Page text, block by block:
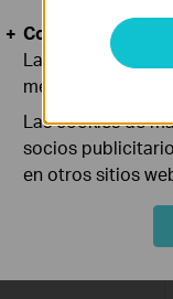
Cookies de
Las cookies de
mejorar y adaptar
Las cookies de
socios
en otros sitios